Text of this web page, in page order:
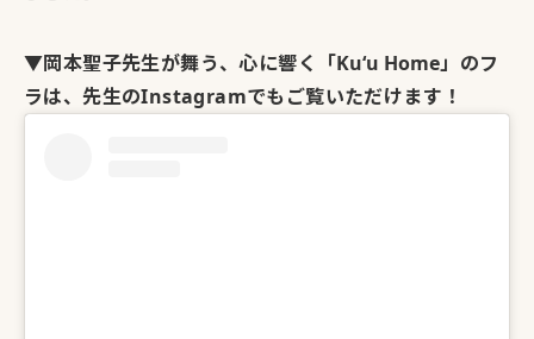
▼岡本聖子先生が舞う、心に響く「Kuʻu Home」のフ
ラは、先生のInstagramでもご覧いただけます！